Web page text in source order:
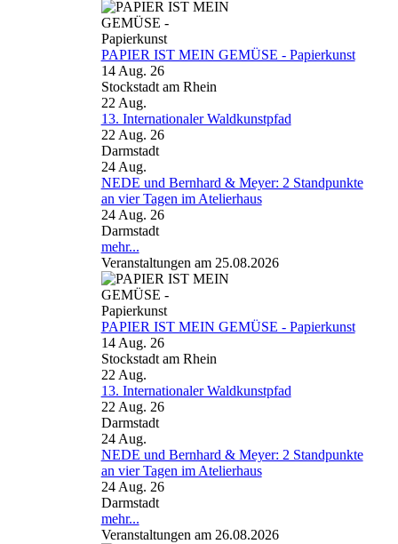
PAPIER IST MEIN GEMÜSE - Papierkunst
14 Aug. 26
Stockstadt am Rhein
22 Aug.
13. Internationaler Waldkunstpfad
22 Aug. 26
Darmstadt
24 Aug.
NEDE und Bernhard & Meyer: 2 Standpunkte
an vier Tagen im Atelierhaus
24 Aug. 26
Darmstadt
mehr...
Veranstaltungen am 25.08.2026
PAPIER IST MEIN GEMÜSE - Papierkunst
14 Aug. 26
Stockstadt am Rhein
22 Aug.
13. Internationaler Waldkunstpfad
22 Aug. 26
Darmstadt
24 Aug.
NEDE und Bernhard & Meyer: 2 Standpunkte
an vier Tagen im Atelierhaus
24 Aug. 26
Darmstadt
mehr...
Veranstaltungen am 26.08.2026